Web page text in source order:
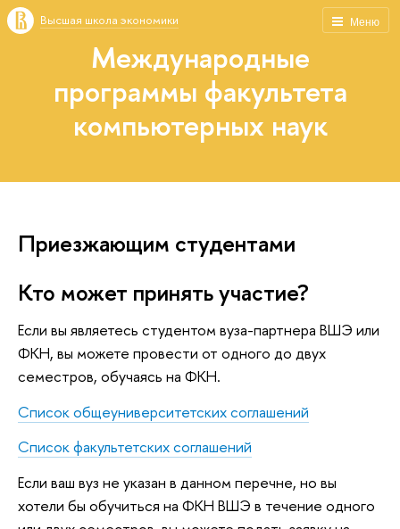
Меню
Высшая школа экономики
Международные
программы факультета
компьютерных наук
Приезжающим студентами
Кто может принять участие?
Если вы являетесь студентом вуза-партнера ВШЭ или
ФКН, вы можете провести от одного до двух
семестров, обучаясь на ФКН.
Список общеуниверситетских соглашений
Список факультетских соглашений
Если ваш вуз не указан в данном перечне, но вы
хотели бы обучиться на ФКН ВШЭ в течение одного